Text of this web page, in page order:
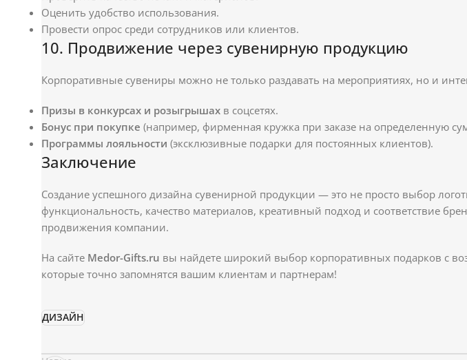
Оценить удобство использования.
Провести опрос среди сотрудников или клиентов.
10. Продвижение через сувенирную продукцию
Корпоративные сувениры можно не только раздавать на мероприятиях, но и
Призы в конкурсах и розыгрышах в соцсетях.
Бонус при покупке (например, фирменная кружка при заказе на определенную
Программы лояльности (эксклюзивные подарки для постоянных клиентов).
Заключение
Создание успешного дизайна сувенирной продукции — это не просто выбор
функциональность, качество материалов, креативный подход и соответствие
продвижения компании.
На сайте Medor-Gifts.ru вы найдете широкий выбор корпоративных подарков с
которые точно запомнятся вашим клиентам и партнерам!
ДИЗАЙН